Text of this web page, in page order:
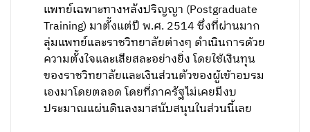
แพทย์เฉพาะทางหลังปริญญา (Postgraduate
Training) มาตั้งแต่ปี พ.ศ. 2514 ซึ่งที่ผ่านมาก
ลุ่มแพทย์และราชวิทยาลัยต่างๆ ดำเนินการด้วย
ความตั้งใจและเสียสละอย่างยิ่ง โดยใช้เงินทุน
ของราชวิทยาลัยและเงินส่วนตัวของผู้เข้าอบรม
เองมาโดยตลอด โดยที่ภาครัฐไม่เคยมีงบ
ประมาณแผ่นดินลงมาสนับสนุนในส่วนนี้เลย